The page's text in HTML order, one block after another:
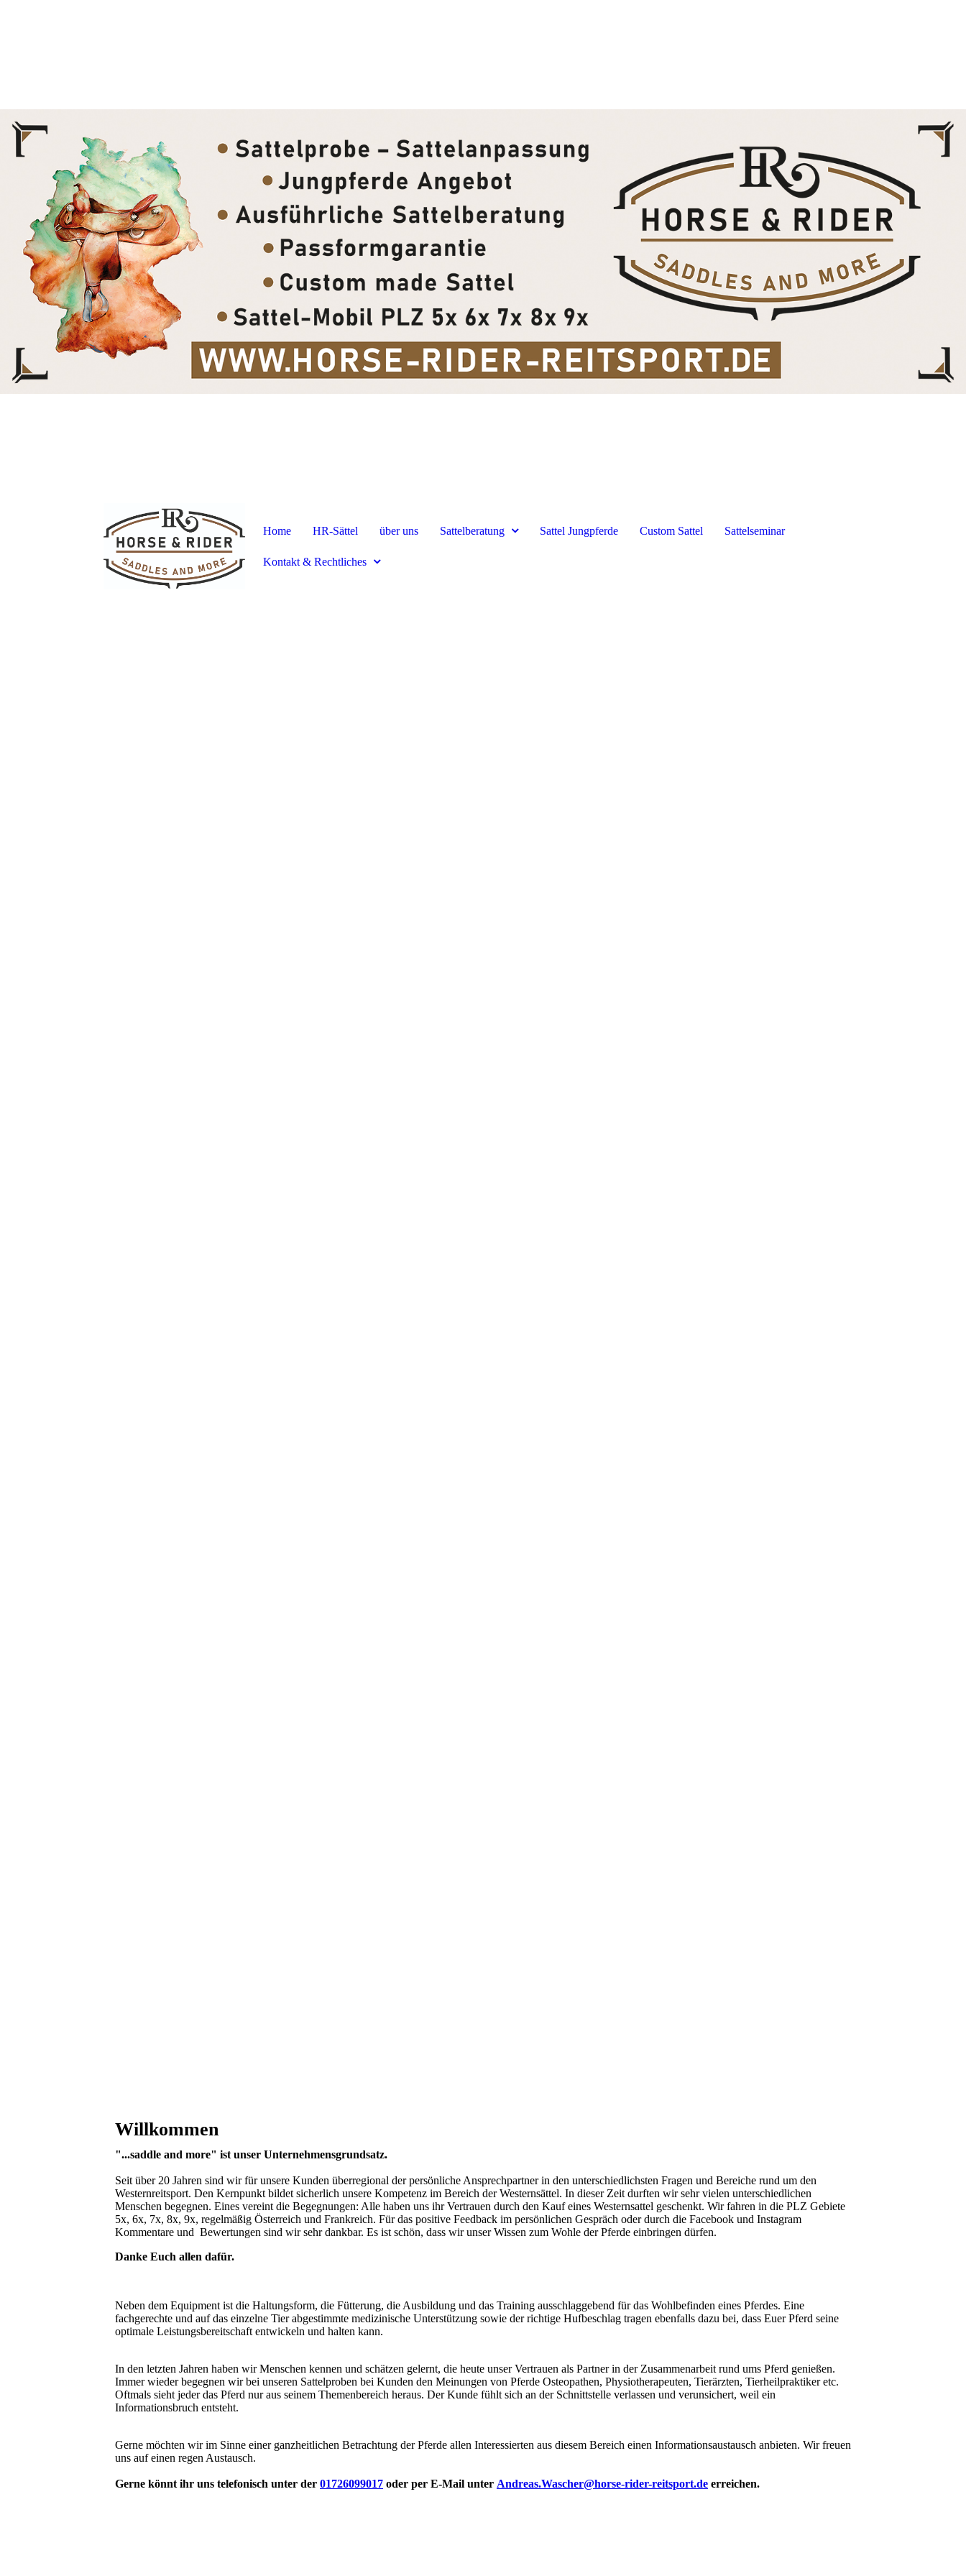
Home HR-Sättel über uns Sattelberatung Sattel Jungpferde Custom Sattel Sattelseminar
Kontakt & Rechtliches
Willkommen
"...saddle and more" ist unser Unternehmensgrundsatz.
Seit über 20 Jahren sind wir für unsere Kunden überregional der persönliche Ansprechpartner in den unterschiedlichsten Fragen und Bereiche rund um den
Westernreitsport. Den Kernpunkt bildet sicherlich unsere Kompetenz im Bereich der Westernsättel. In dieser Zeit durften wir sehr vielen unterschiedlichen
Menschen begegnen. Eines vereint die Begegnungen: Alle haben uns ihr Vertrauen durch den Kauf eines Westernsattel geschenkt. Wir fahren in die PLZ Gebiete
5x, 6x, 7x, 8x, 9x, regelmäßig Österreich und Frankreich. Für das positive Feedback im persönlichen Gespräch oder durch die Facebook und Instagram
Kommentare und Bewertungen sind wir sehr dankbar. Es ist schön, dass wir unser Wissen zum Wohle der Pferde einbringen dürfen.
Danke Euch allen dafür.
Neben dem Equipment ist die Haltungsform, die Fütterung, die Ausbildung und das Training ausschlaggebend für das Wohlbefinden eines Pferdes. Eine
fachgerechte und auf das einzelne Tier abgestimmte medizinische Unterstützung sowie der richtige Hufbeschlag tragen ebenfalls dazu bei, dass Euer Pferd seine
optimale Leistungsbereitschaft entwickeln und halten kann.
In den letzten Jahren haben wir Menschen kennen und schätzen gelernt, die heute unser Vertrauen als Partner in der Zusammenarbeit rund ums Pferd genießen.
Immer wieder begegnen wir bei unseren Sattelproben bei Kunden den Meinungen von Pferde Osteopathen, Physiotherapeuten, Tierärzten, Tierheilpraktiker etc.
Oftmals sieht jeder das Pferd nur aus seinem Themenbereich heraus. Der Kunde fühlt sich an der Schnittstelle verlassen und verunsichert, weil ein
Informationsbruch entsteht.
Gerne möchten wir im Sinne einer ganzheitlichen Betrachtung der Pferde allen Interessierten aus diesem Bereich einen Informationsaustausch anbieten. Wir freuen
uns auf einen regen Austausch.
Gerne könnt ihr uns telefonisch unter der 01726099017 oder per E-Mail unter Andreas.Wascher@horse-rider-reitsport.de erreichen.